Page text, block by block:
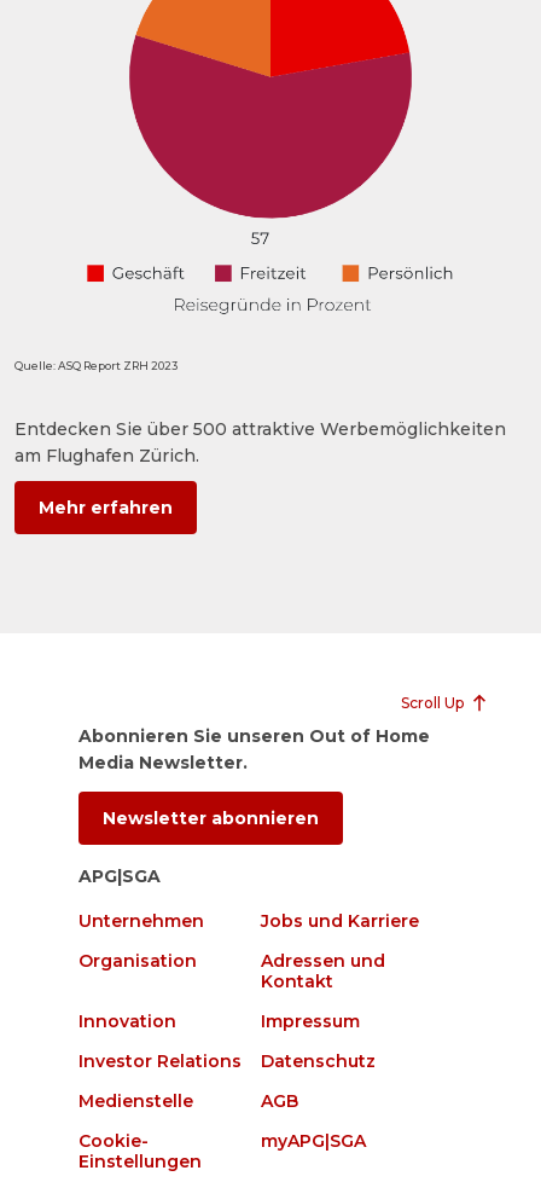
Quelle: ASQ Report ZRH 2023
Entdecken Sie über 500 attraktive Werbemöglichkeiten
am Flughafen Zürich.
Mehr erfahren
Scroll Up
Abonnieren Sie unseren Out of Home
Media Newsletter.
Newsletter abonnieren
APG|SGA
Unternehmen
Jobs und Karriere
Organisation
Adressen und
Kontakt
Innovation
Impressum
Investor Relations
Datenschutz
Medienstelle
AGB
Cookie-
Einstellungen
myAPG|SGA